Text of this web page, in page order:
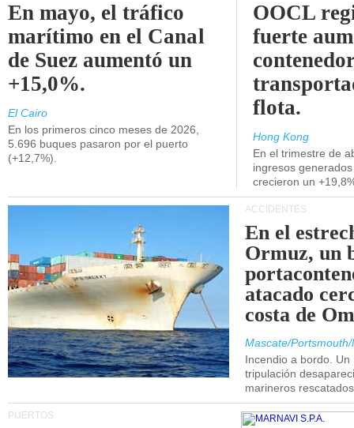
En mayo, el tráfico
marítimo en el Canal
de Suez aumentó un
+15,0%.
El Cairo
En los primeros cinco meses de 2026,
5.696 buques pasaron por el puerto
(+12,7%).
OOCL
fuerte
flota.
Hong Kong
En el trimestre de
ingresos
crecieron un
ACCIDENTES
En el
Ormuz, un
atacado
costa de
Mascate/
Incendio a bordo.
tripulación
marineros
PUERTOS